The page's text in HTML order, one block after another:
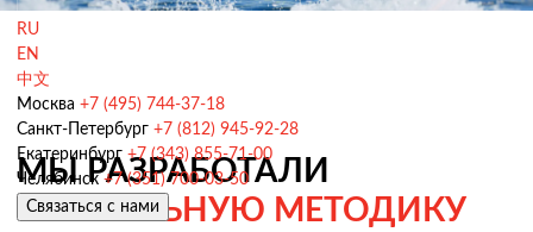
RU
EN
中文
Москва +7 (495) 744-37-18
Санкт-Петербург +7 (812) 945-92-28
Екатеринбург +7 (343) 855-71-00
Челябинск +7 (351) 700-03-50
Связаться с нами
Экспорт из России
Заключение контрактов и согласование условий поставки
Таможенное оформление и разрешительная документация
Доставка товара иностранному покупателю
Завершение сделки
МЫ РАЗРАБОТАЛИ
УНИКАЛЬНУЮ МЕТОДИКУ